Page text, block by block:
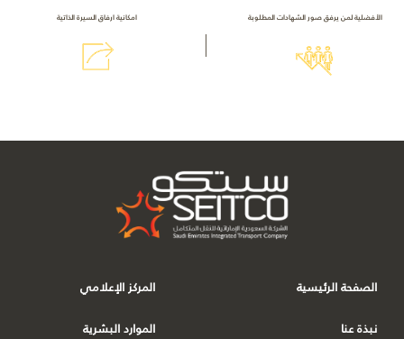
الأفضلية لمن يرفق صور الشهادات المطلوبة امكانية ارفاق السيرة الذاتية
الصفحة الرئيسية
نبذة عنا
المركز الإعلامي
الموارد البشریة